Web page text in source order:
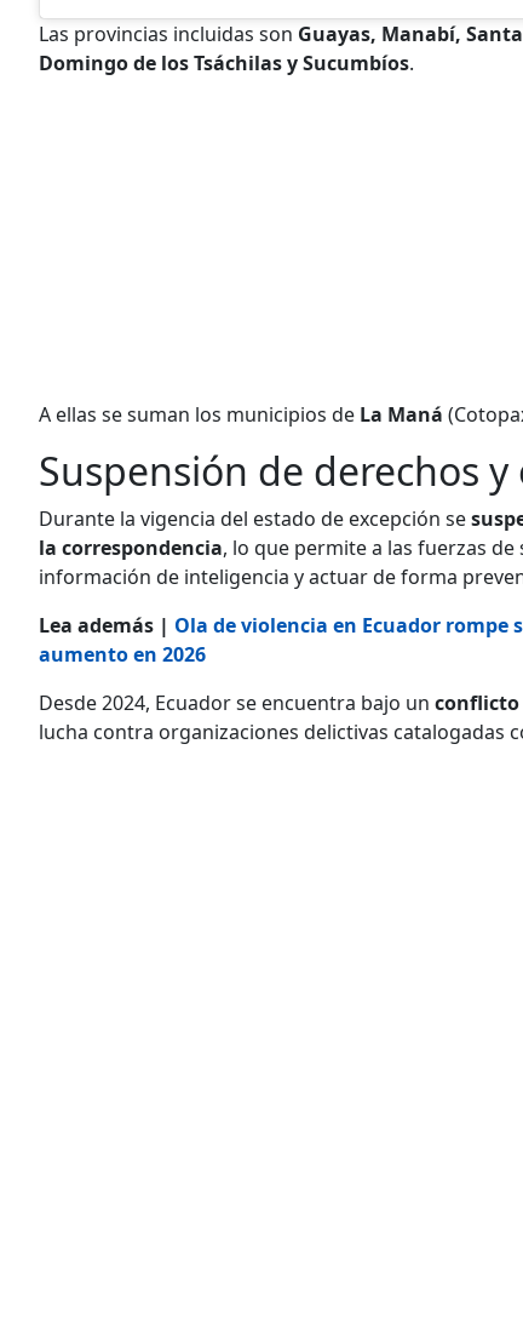
Las provincias incluidas son Guayas, Manabí,
Domingo de los Tsáchilas y Sucumbíos.
A ellas se suman los municipios de La Maná
Suspensión de derechos
Durante la vigencia del estado de excepción se
la correspondencia, lo que permite a las fuerzas
información de inteligencia y actuar de forma
Lea además | Ola de violencia en Ecuador
aumento en 2026
Desde 2024, Ecuador se encuentra bajo un
lucha contra organizaciones delictivas catalogadas